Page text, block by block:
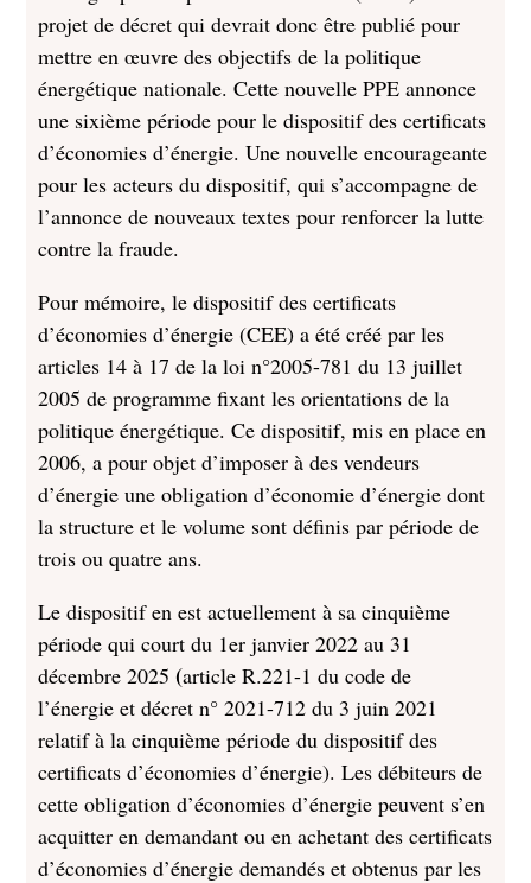
projet de décret qui devrait donc être publié pour
mettre en œuvre des objectifs de la politique
énergétique nationale. Cette nouvelle PPE annonce
une sixième période pour le dispositif des certificats
d’économies d’énergie. Une nouvelle encourageante
pour les acteurs du dispositif, qui s’accompagne de
l’annonce de nouveaux textes pour renforcer la lutte
contre la fraude.
Pour mémoire, le dispositif des certificats
d’économies d’énergie (CEE) a été créé par les
articles 14 à 17 de la loi n°2005-781 du 13 juillet
2005 de programme fixant les orientations de la
politique énergétique. Ce dispositif, mis en place en
2006, a pour objet d’imposer à des vendeurs
d’énergie une obligation d’économie d’énergie dont
la structure et le volume sont définis par période de
trois ou quatre ans.
Le dispositif en est actuellement à sa cinquième
période qui court du 1er janvier 2022 au 31
décembre 2025 (article R.221-1 du code de
l’énergie et décret n° 2021-712 du 3 juin 2021
relatif à la cinquième période du dispositif des
certificats d’économies d’énergie). Les débiteurs de
cette obligation d’économies d’énergie peuvent s’en
acquitter en demandant ou en achetant des certificats
d’économies d’énergie demandés et obtenus par les